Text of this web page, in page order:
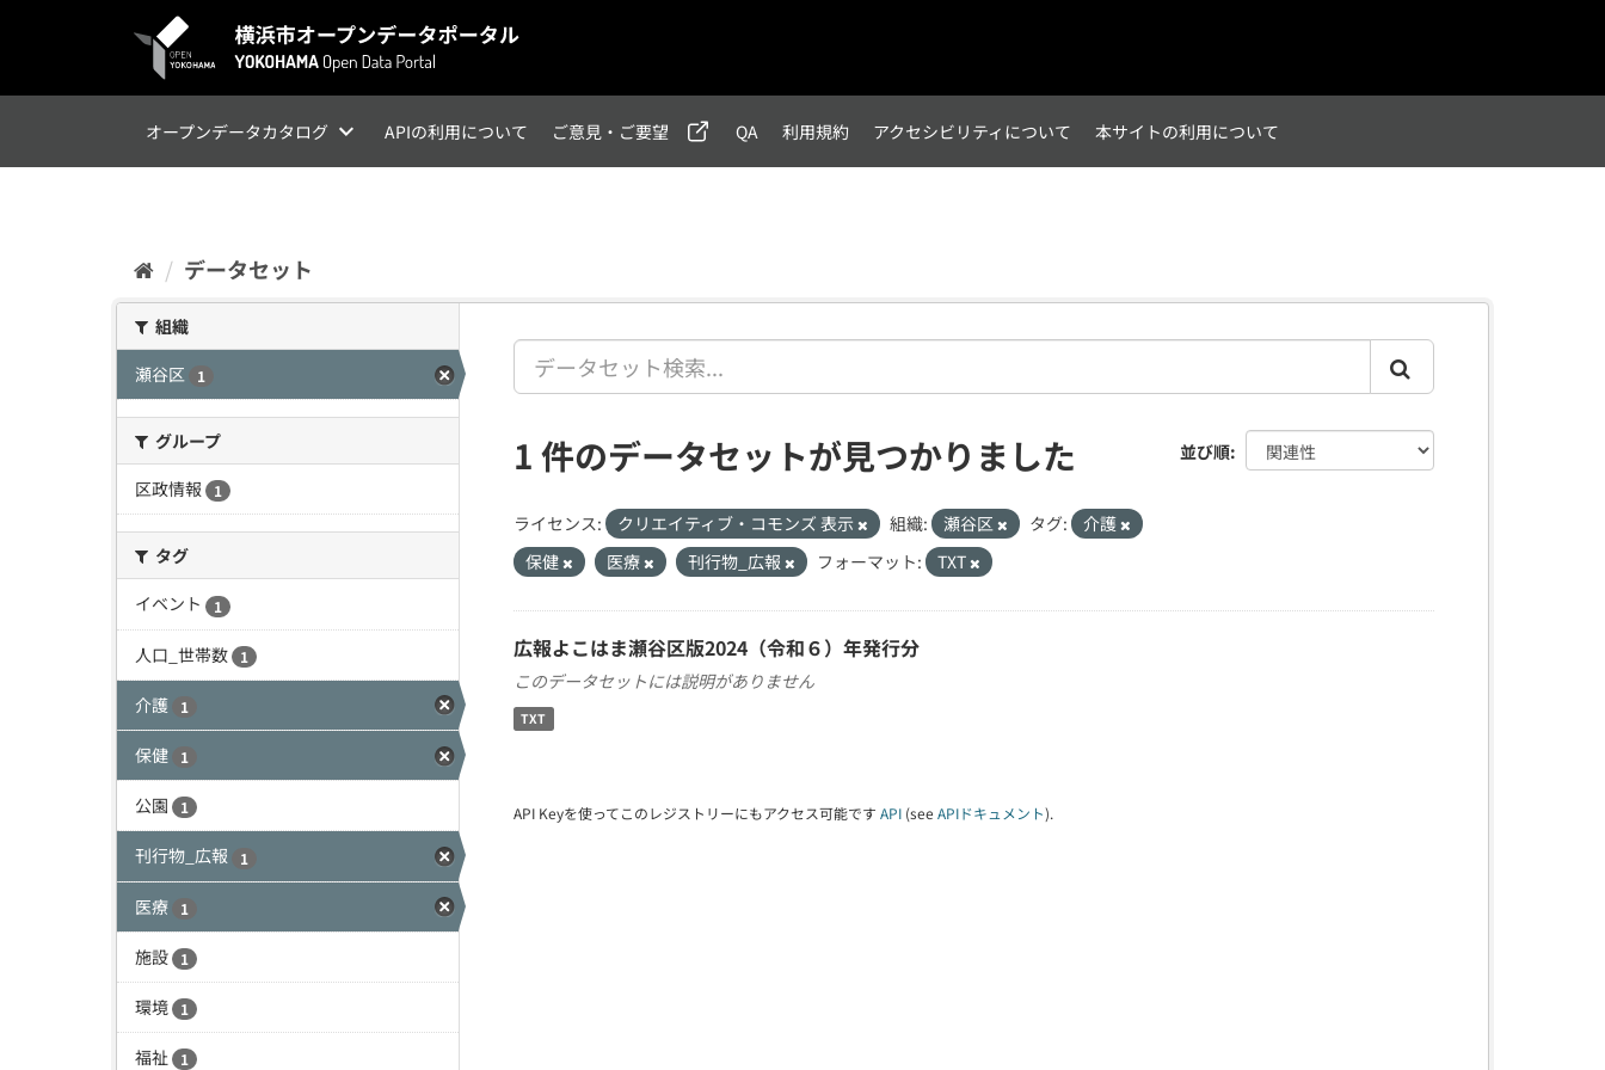
オープンデータカタログ APIの利用について ご意見・ご要望 QA 利用規約 アクセシビリティについて 本サイトの利用について
データセット
組織
瀬谷区
1
グループ
区政情報
1
タグ
イベント
1
人口_世帯数 1
介護 1
保健 1
公園 1
刊行物_広報 1
医療 1
施設 1
環境 1
福祉 1
並び順
1 件のデータセットが見つかりました
ライセンス: クリエイティブ・コモンズ 表示 組織: 瀬谷区 タグ:
介護
保健
医療 刊行物_広報 フォーマット: TXT
広報よこはま瀬谷区版2024（令和６）年発行分
このデータセットには説明がありません
TXT
API Keyを使ってこのレジストリーにもアクセス可能です API (see APIドキュメント).